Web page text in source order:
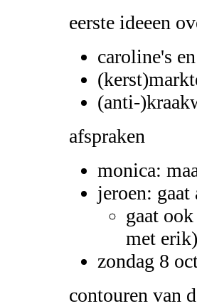
eerste ideeen
caroline's
(anti-
afspraken
monica:
jeroen:
gaat
met erik)
zondag 8
contouren van